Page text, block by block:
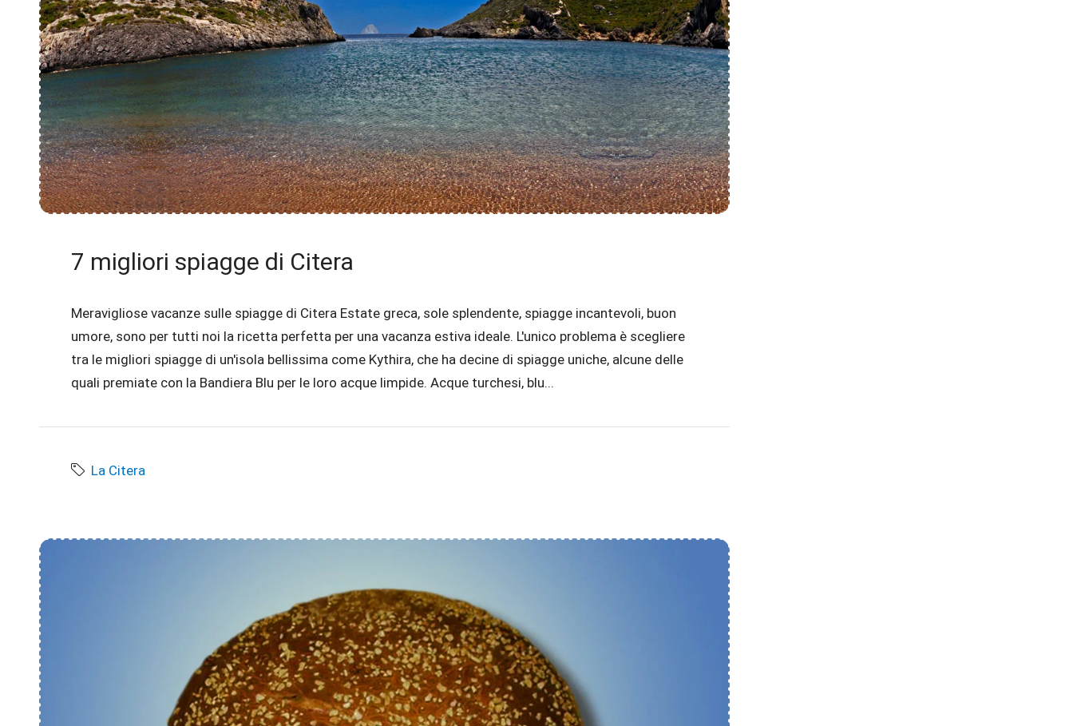
7 migliori spiagge di Citera
Meravigliose vacanze sulle spiagge di Citera Estate greca, sole splendente, spiagge incantevoli, buon
umore, sono per tutti noi la ricetta perfetta per una vacanza estiva ideale. L'unico problema è scegliere
tra le migliori spiagge di un'isola bellissima come Kythira, che ha decine di spiagge uniche, alcune delle
quali premiate con la Bandiera Blu per le loro acque limpide. Acque turchesi, blu...
La Citera